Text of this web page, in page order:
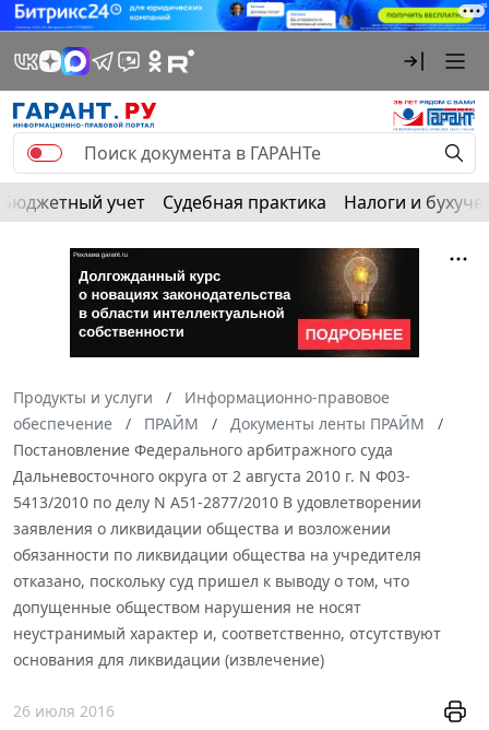
Бюджетный учет Судебная практика Налоги и
Продукты и услуги
Информационно-правовое
обеспечение
ПРАЙМ
Документы ленты ПРАЙМ
Постановление Федерального арбитражного суда
Дальневосточного округа от 2 августа 2010 г. N Ф03-
5413/2010 по делу N А51-2877/2010 В удовлетворении
заявления о ликвидации общества и возложении
обязанности по ликвидации общества на учредителя
отказано, поскольку суд пришел к выводу о том, что
допущенные обществом нарушения не носят
неустранимый характер и, соответственно, отсутствуют
основания для ликвидации (извлечение)
26 июля 2016